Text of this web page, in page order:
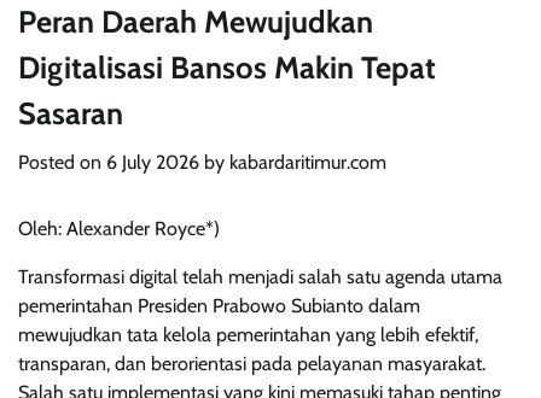
Peran Daerah Mewujudkan
Digitalisasi Bansos Makin Tepat
Sasaran
Posted on 6 July 2026 by kabardaritimur.com
Oleh: Alexander Royce*)
Transformasi digital telah menjadi salah satu agenda utama
pemerintahan Presiden Prabowo Subianto dalam
mewujudkan tata kelola pemerintahan yang lebih efektif,
transparan, dan berorientasi pada pelayanan masyarakat.
Salah satu implementasi yang kini memasuki tahap penting